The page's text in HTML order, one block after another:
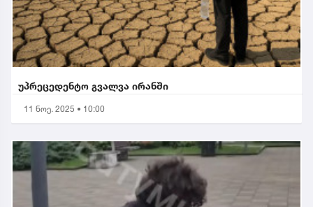
უპრეცედენტო გვალვა ირანში
11 ნოე. 2025 • 10:00